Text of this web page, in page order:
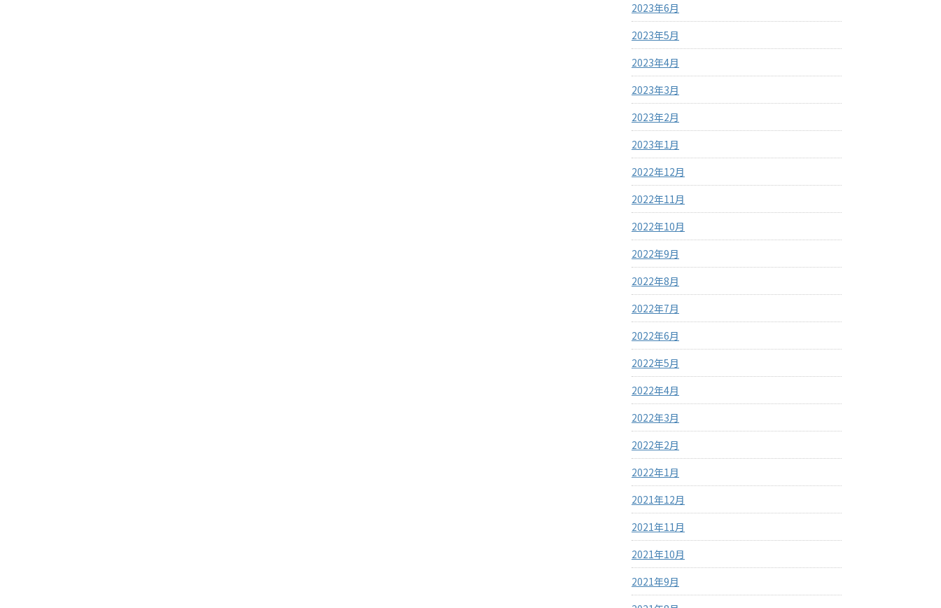
2023年6月
2023年5月
2023年4月
2023年3月
2023年2月
2023年1月
2022年12月
2022年11月
2022年10月
2022年9月
2022年8月
2022年7月
2022年6月
2022年5月
2022年4月
2022年3月
2022年2月
2022年1月
2021年12月
2021年11月
2021年10月
2021年9月